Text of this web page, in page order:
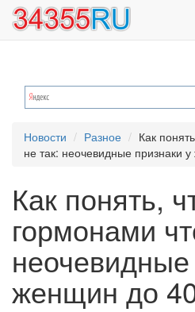
Перейти
основному
Новости Разное
Как
не так: неочевидные признаки
Как понять,
гормонами
женщин до